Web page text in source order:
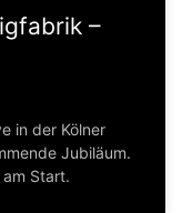
–
in der Kölner
Jubiläum.
Start.